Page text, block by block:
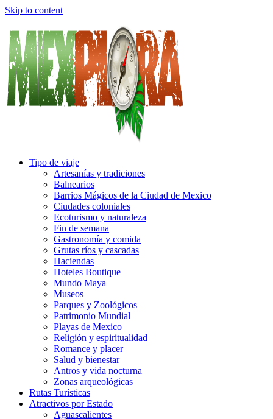
Skip to content
Tipo de viaje
Artesanías y tradiciones
Balnearios
Barrios Mágicos de la Ciudad de Mexico
Ciudades coloniales
Ecoturismo y naturaleza
Fin de semana
Gastronomía y comida
Grutas ríos y cascadas
Haciendas
Hoteles Boutique
Mundo Maya
Museos
Parques y Zoológicos
Patrimonio Mundial
Playas de Mexico
Religión y espiritualidad
Romance y placer
Salud y bienestar
Antros y vida nocturna
Zonas arqueológicas
Rutas Turísticas
Atractivos por Estado
Aguascalientes